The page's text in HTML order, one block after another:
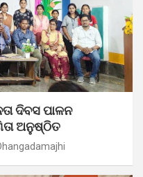
ଦିବସ ପାଳନ
ଅନୁଷ୍ଠିତ